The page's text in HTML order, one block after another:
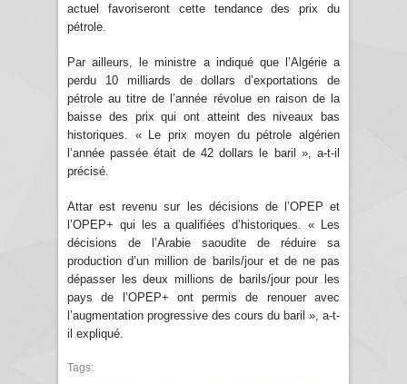
actuel favoriseront cette tendance des prix du
pétrole.
Par ailleurs, le ministre a indiqué que l’Algérie a
perdu 10 milliards de dollars d’exportations de
pétrole au titre de l’année révolue en raison de la
baisse des prix qui ont atteint des niveaux bas
historiques. « Le prix moyen du pétrole algérien
l’année passée était de 42 dollars le baril », a-t-il
précisé.
Attar est revenu sur les décisions de l’OPEP et
l’OPEP+ qui les a qualifiées d’historiques. « Les
décisions de l’Arabie saoudite de réduire sa
production d’un million de barils/jour et de ne pas
dépasser les deux millions de barils/jour pour les
pays de l’OPEP+ ont permis de renouer avec
l’augmentation progressive des cours du baril », a-t-
il expliqué.
Tags: